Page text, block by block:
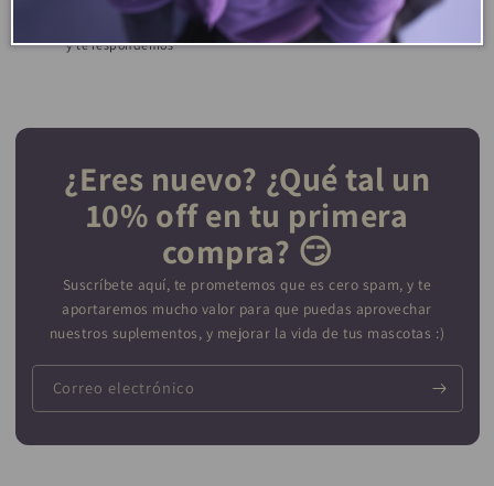
Tienes dudas sobre nuestos
productos? mándanos un mensaje
y te respondemos
El 95% de nuestros clientes están
satisfechos con nuestros productos
¿Eres nuevo? ¿Qué tal un
10% off en tu primera
compra? 😏
Suscríbete aquí, te prometemos que es cero spam, y te
aportaremos mucho valor para que puedas aprovechar
nuestros suplementos, y mejorar la vida de tus mascotas :)
Correo electrónico